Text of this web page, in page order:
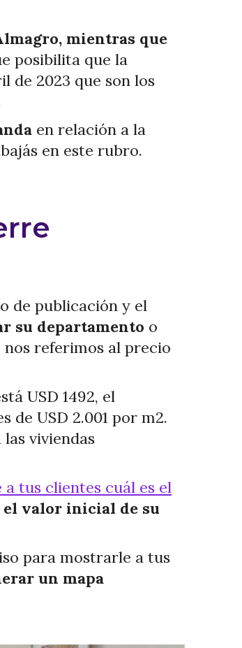
mientras que
posibilita que la
de 2023 que son los
en relación a la
en este rubro.
de publicación y el
su departamento o
referimos al precio
USD 1492, el
de USD 2.001 por m2.
viviendas
tus clientes cuál es el
el valor inicial de su
para mostrarle a tus
un mapa